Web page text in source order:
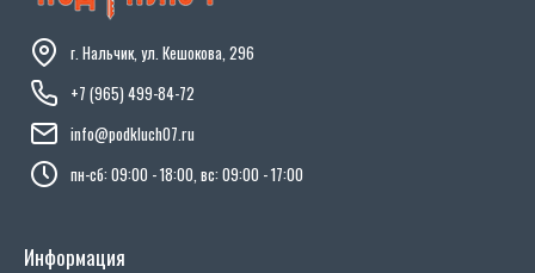
г. Нальчик, ул. Кешокова, 296
+7 (965) 499-84-72
info@podkluch07.ru
пн-сб: 09:00 - 18:00, вс: 09:00 - 17:00
Информация